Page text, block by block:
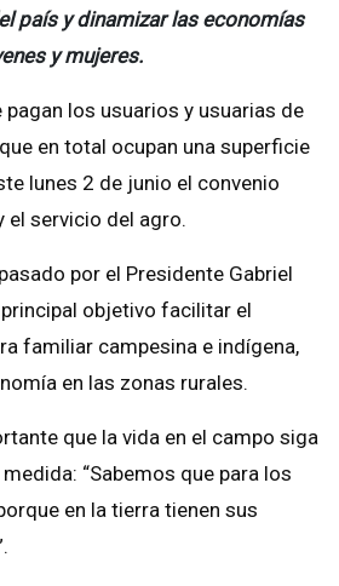
país y dinamizar las economías
y mujeres.
los usuarios y usuarias de
en total ocupan una superficie
lunes 2 de junio el convenio
el servicio del agro.
por el Presidente Gabriel
objetivo facilitar el
familiar campesina e indígena,
en las zonas rurales.
que la vida en el campo siga
“Sabemos que para los
en la tierra tienen sus